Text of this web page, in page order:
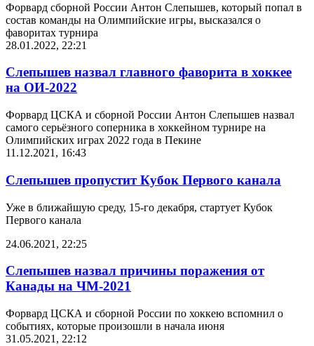
Форвард сборной России Антон Слепышев, который попал в
состав команды на Олимпийские игры, высказался о
фаворитах турнира
28.01.2022, 22:21
Слепышев назвал главного фаворита в хоккее
на ОИ-2022
Форвард ЦСКА и сборной России Антон Слепышев назвал
самого серьёзного соперника в хоккейном турнире на
Олимпийских играх 2022 года в Пекине
11.12.2021, 16:43
Слепышев пропустит Кубок Первого канала
Уже в ближайшую среду, 15-го декабря, стартует Кубок
Первого канала
24.06.2021, 22:25
Слепышев назвал причины поражения от
Канады на ЧМ-2021
Форвард ЦСКА и сборной России по хоккею вспомнил о
событиях, которые произошли в начала июня
31.05.2021, 22:12